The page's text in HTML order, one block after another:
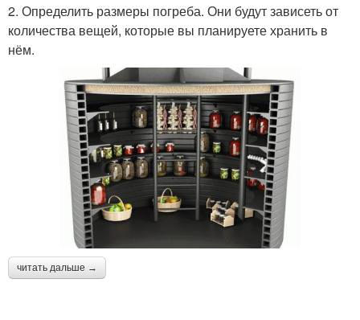
2. Определить размеры погреба. Они будут зависеть от
количества вещей, которые вы планируете хранить в
нём.
читать дальше →